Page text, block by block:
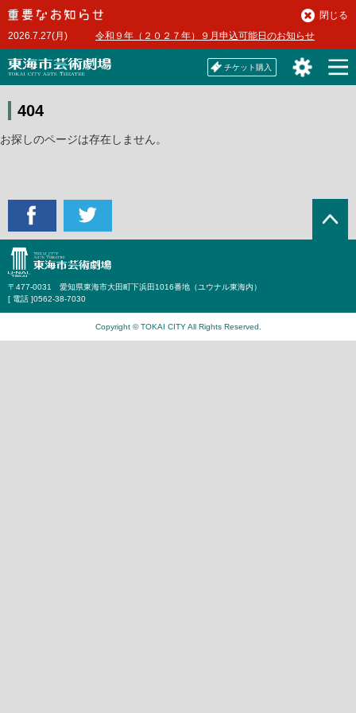
本
文
へ2026.7.27(月) 令和９年（２０２７年）９月申込可能日のお知らせ
閉じる
チケット購入
404
お探しのページは存在しません。
〒477-0031 愛知県東海市大田町下浜田1016番地（ユウナル東海内）
[ 電話 ]0562-38-7030
Copyright © TOKAI CITY All Rights Reserved.